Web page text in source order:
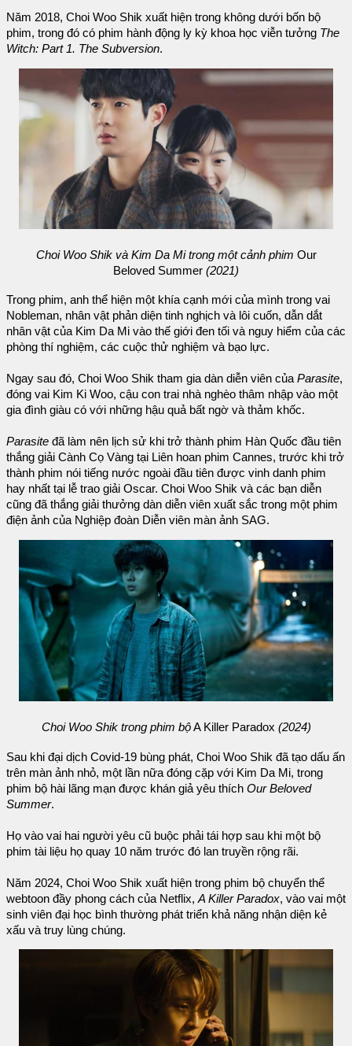
Năm 2018, Choi Woo Shik xuất hiện trong không dưới bốn bộ
phim, trong đó có phim hành động ly kỳ khoa học viễn tưởng The
Witch: Part 1. The Subversion.
Choi Woo Shik và Kim Da Mi trong một cảnh phim Our
Beloved Summer (2021)
Trong phim, anh thể hiện một khía cạnh mới của mình trong vai
Nobleman, nhân vật phản diện tinh nghịch và lôi cuốn, dẫn dắt
nhân vật của Kim Da Mi vào thế giới đen tối và nguy hiểm của các
phòng thí nghiệm, các cuộc thử nghiệm và bạo lực.
Ngay sau đó, Choi Woo Shik tham gia dàn diễn viên củaParasite,
đóng vai Kim Ki Woo, cậu con trai nhà nghèo thâm nhập vào một
gia đình giàu có với những hậu quả bất ngờ và thảm khốc.
Parasite đã làm nên lịch sử khi trở thành phim Hàn Quốc đầu tiên
thắng giải Cành Cọ Vàng tại Liên hoan phim Cannes, trước khi trở
thành phim nói tiếng nước ngoài đầu tiên được vinh danh phim
hay nhất tại lễ trao giải Oscar. Choi Woo Shik và các bạn diễn
cũng đã thắng giải thưởng dàn diễn viên xuất sắc trong một phim
điện ảnh của Nghiệp đoàn Diễn viên màn ảnh SAG.
Choi Woo Shik trong phim bộA Killer Paradox (2024)
Sau khi đại dịch Covid-19 bùng phát, Choi Woo Shik đã tạo dấu ấn
trên màn ảnh nhỏ, một lần nữa đóng cặp với Kim Da Mi, trong
phim bộ hài lãng mạn được khán giả yêu thích Our Beloved
Summer.
Họ vào vai hai người yêu cũ buộc phải tái hợp sau khi một bộ
phim tài liệu họ quay 10 năm trước đó lan truyền rộng rãi.
Năm 2024, Choi Woo Shik xuất hiện trong phim bộ chuyển thể
webtoon đầy phong cách của Netflix, A Killer Paradox, vào vai một
sinh viên đại học bình thường phát triển khả năng nhận diện kẻ
xấu và truy lùng chúng.